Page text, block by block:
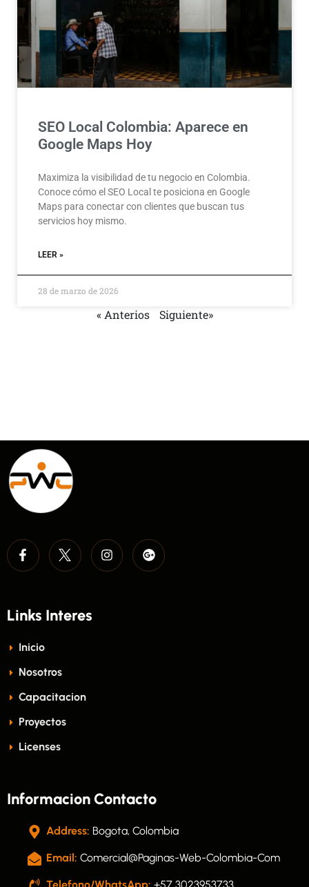
SEO Local Colombia: Aparece en
Google Maps Hoy
Maximiza la visibilidad de tu negocio en Colombia.
Conoce cómo el SEO Local te posiciona en Google
Maps para conectar con clientes que buscan tus
servicios hoy mismo.
LEER »
28 de marzo de 2026
« Anterios Siguiente»
Links Interes
Inicio
Nosotros
Capacitacion
Proyectos
Licenses
Informacion Contacto
Address: Bogota, Colombia
Email: Comercial@paginas-Web-Colombia-Com